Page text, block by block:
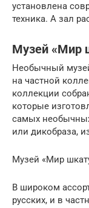
установлена
техника. А зал
Музей «Мир
Необычный
на частной
коллекции
которые
самых
или дикобраза,
Музей «Мир
В широком
русских, и в